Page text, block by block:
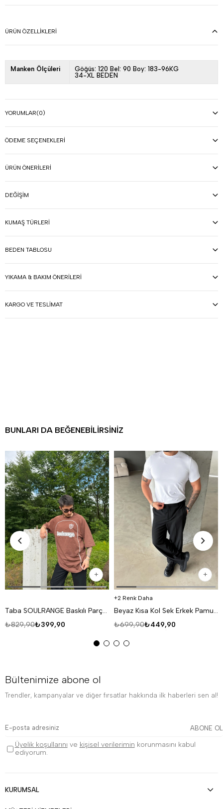
ÜRÜN ÖZELLIKLERI
Manken Ölçüleri
Göğüs: 120 Bel: 90 Boy: 183-96KG
34-XL BEDEN
YORUMLAR(0)
ÖDEME SEÇENEKLERI
ÜRÜN ÖNERILERI
DEĞIŞIM
KUMAŞ TÜRLERI
BEDEN TABLOSU
YIKAMA & BAKIM ÖNERILERI
KARGO VE TESLIMAT
BUNLARI DA BEĞENEBILIRSINIZ
Taba SOULRANGE Baskılı Parçalı Oversize T-SHIRT PNC 1009
₺399,90
₺829,90
2 Renk Daha
Beyaz Kısa Kol Sek Erkek Pamuk Likralı T-SHİRT SC
₺449,90
₺699,90
Bültenimize abone ol
Trendler, kampanyalar ve diğer fırsatlar hakkında ilk haberleri sen al!
ABONE OL
Üyelik koşullarını ve kişisel verilerimin korunmasını kabul
ediyorum.
KURUMSAL